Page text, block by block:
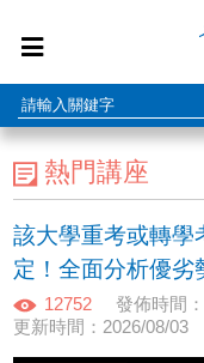
熱門講座
該大學重考或轉學
定！全面分析優劣
12752
發佈時間
更新時間：2026/08/03